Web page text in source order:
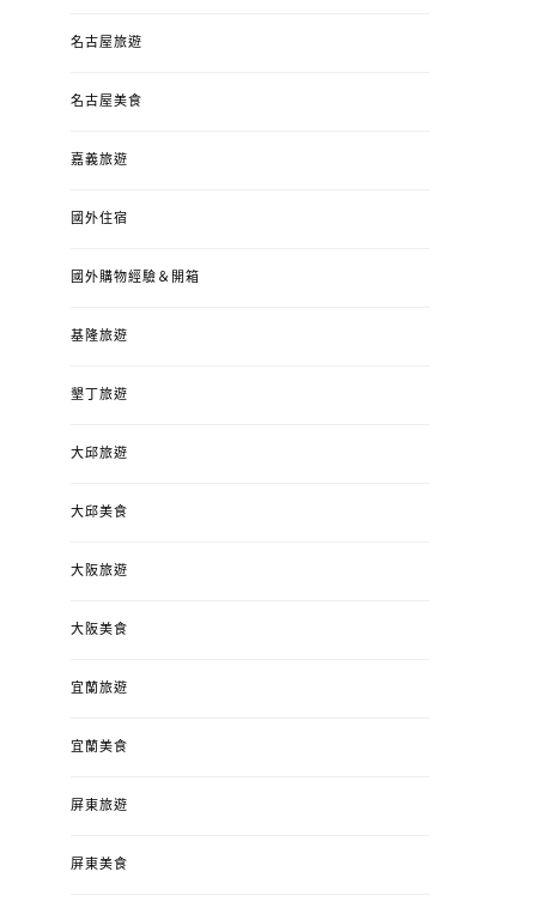
名古屋旅遊
名古屋美食
嘉義旅遊
國外住宿
國外購物經驗＆開箱
基隆旅遊
墾丁旅遊
大邱旅遊
大邱美食
大阪旅遊
大阪美食
宜蘭旅遊
宜蘭美食
屏東旅遊
屏東美食